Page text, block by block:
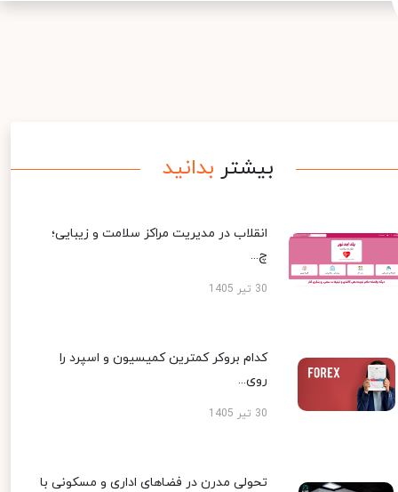
بیشتر بدانید
انقلاب در مدیریت مراکز سلامت و زیبایی؛
چ...
30 تیر 1405
کدام بروکر کمترین کمیسیون و اسپرد را
روی...
30 تیر 1405
تحولی مدرن در فضاهای اداری و مسکونی با